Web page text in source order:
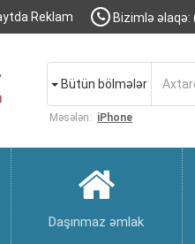
Reklam Bizimlə əlaqə:
Bütün bölmələr
Məsələn: iPhone
Daşınmaz əmlak